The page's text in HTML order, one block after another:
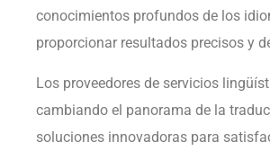
conocimientos profundos de los
proporcionar resultados precisos y
Los proveedores de servicios
cambiando el panorama de la
soluciones innovadoras para